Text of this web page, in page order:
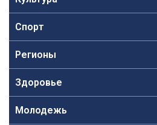
Спорт
Регионы
Здоровье
Молодежь